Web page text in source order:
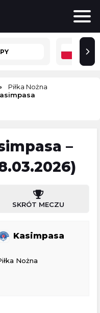
Piłka Nożna
–
SKRÓT MECZU
Kasimpasa
Nożna